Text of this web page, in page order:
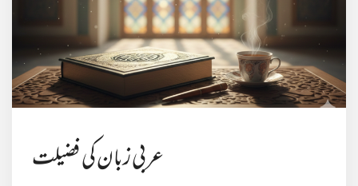
عربی زبان کی فضیلت